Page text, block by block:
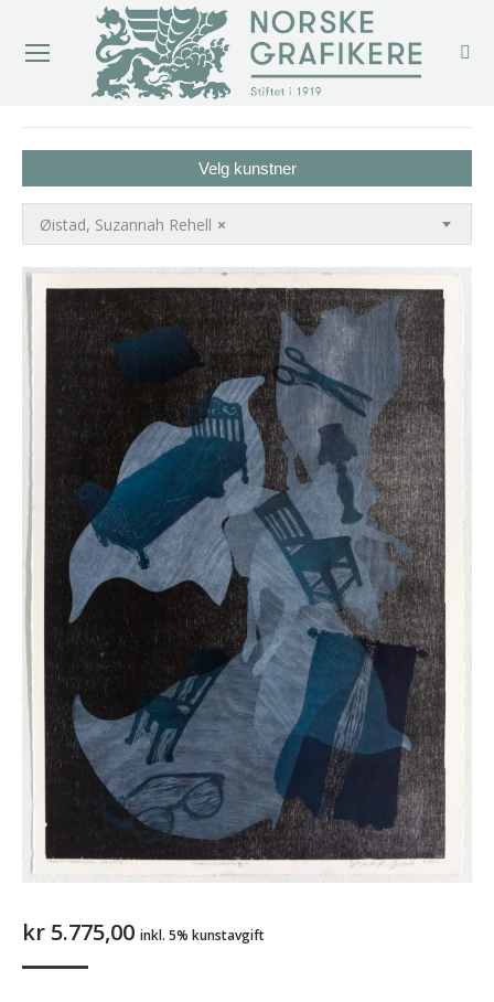
Velg kunstner
×
Øistad, Suzannah Rehell
kr 5.775,00 inkl. 5% kunstavgift